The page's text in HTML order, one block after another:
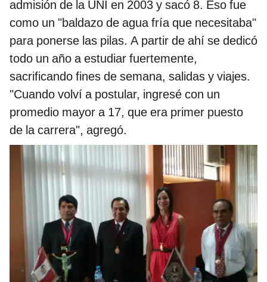
admisión de la UNI en 2003 y sacó 8. Eso fue
como un "baldazo de agua fría que necesitaba"
para ponerse las pilas. A partir de ahí se dedicó
todo un año a estudiar fuertemente,
sacrificando fines de semana, salidas y viajes.
"Cuando volví a postular, ingresé con un
promedio mayor a 17, que era primer puesto
de la carrera", agregó.